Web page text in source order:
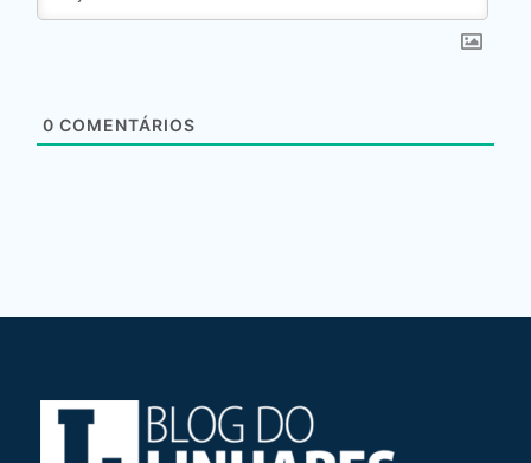
0 COMENTÁRIOS